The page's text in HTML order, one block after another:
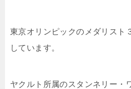
東京オリンピックのメダリスト
しています。
ヤクルト所属のスタンネリー・